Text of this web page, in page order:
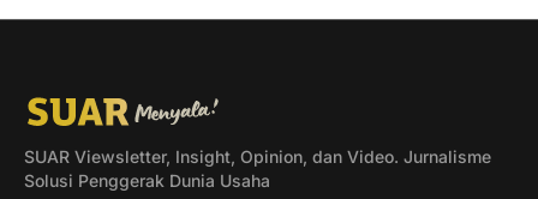
SUAR Viewsletter, Insight, Opinion, dan Video. Jurnalisme
Solusi Penggerak Dunia Usaha